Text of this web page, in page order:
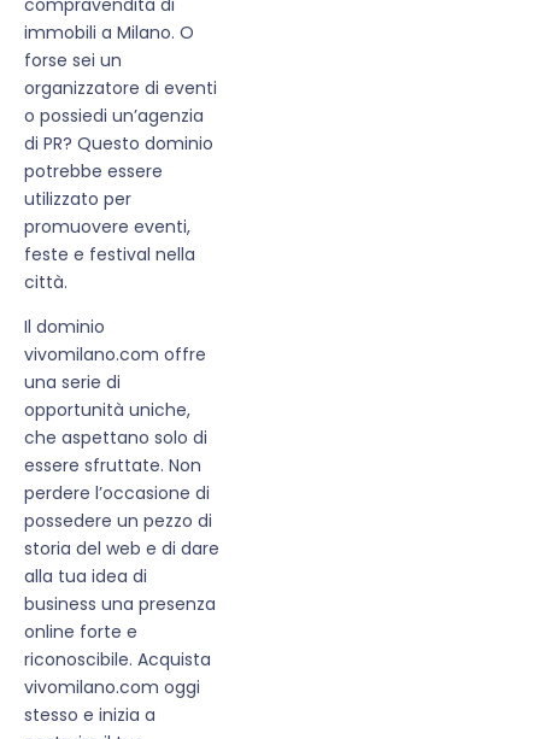
immobili a Milano. O
forse sei un
organizzatore di eventi
o possiedi un’agenzia
di PR? Questo dominio
potrebbe essere
utilizzato per
promuovere eventi,
feste e festival nella
città.
Il dominio
vivomilano.com offre
una serie di
opportunità uniche,
che aspettano solo di
essere sfruttate. Non
perdere l’occasione di
possedere un pezzo di
storia del web e di dare
alla tua idea di
business una presenza
online forte e
riconoscibile. Acquista
vivomilano.com oggi
stesso e inizia a